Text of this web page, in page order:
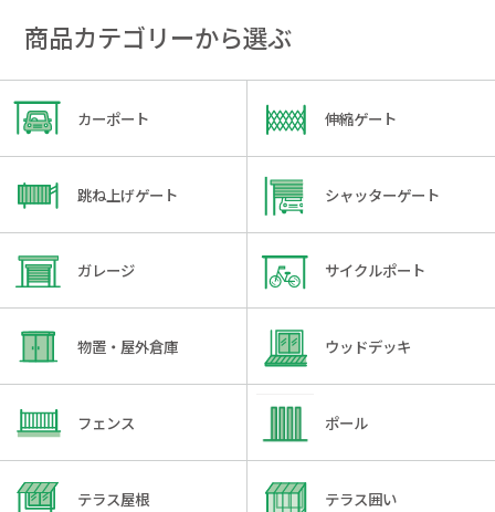
商品カテゴリーから選ぶ
カーポート 伸縮ゲート
跳ね上げゲート シャッターゲート
ガレージ サイクルポート
物置・屋外倉庫 ウッドデッキ
フェンス ポール
テラス屋根 テラス囲い